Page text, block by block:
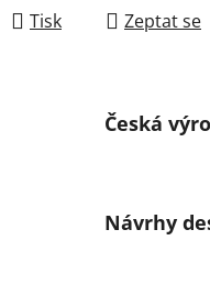
Tisk Zeptat se
Česká
Návrhy